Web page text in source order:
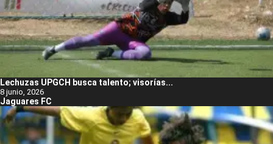
Lechuzas UPGCH busca talento; visorías...
8 junio, 2026
Jaguares FC